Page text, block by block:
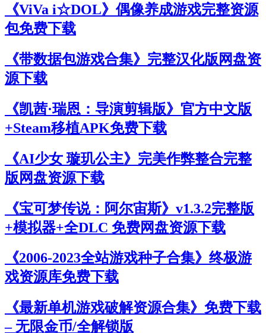
《ViVa i☆DOL》偶像养成游戏完整资源
包免费下载
《带数据包游戏合集》完整汉化版网盘资
源下载
《凯茜·瑞恩：导演剪辑版》官方中文版
+Steam移植APK免费下载
《AI少女 璇玑公主》完美作弊整合完整
版网盘资源下载
《宝可梦传说：阿尔宙斯》v1.3.2完整版
+模拟器+全DLC 免费网盘资源下载
《2006-2023全站游戏种子合集》终极游
戏资源库免费下载
《最新单机游戏破解资源合集》免费下载
– 无限金币/全解锁版